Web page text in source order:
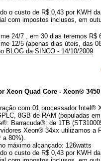
o custo de R$ 0,43 por KWH
com impostos inclusos, em
24/7 , em 30 dias teremos R$
12/5 (apenas dias úteis, das
BLOG da SINCO - 14/10/2009
Xeon Quad Core - Xeon® 3450
com 01 processador Intel®
8GB de RAM (populadas
Barracuda®: de 1TB
Xeon® 34xx utilizamos a
a 80%).
máximo alcançado: 126watts
o custo de R$ 0,43 por KWH